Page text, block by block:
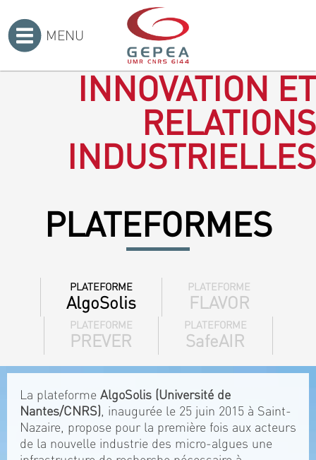
MENU
INNOVATION ET
RELATIONS
INDUSTRIELLES
PLATEFORMES
PLATEFORME
AlgoSolis
PLATEFORME
FLAVOR
PLATEFORME
PREVER
PLATEFORME
SafeAIR
La plateforme AlgoSolis (Université de
Nantes/CNRS), inaugurée le 25 juin 2015 à Saint-
Nazaire, propose pour la première fois aux acteurs
de la nouvelle industrie des micro-algues une